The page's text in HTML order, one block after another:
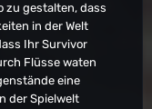
zu gestalten, dass
in der Welt
Ihr Survivor
Flüsse waten
eine
der Spielwelt